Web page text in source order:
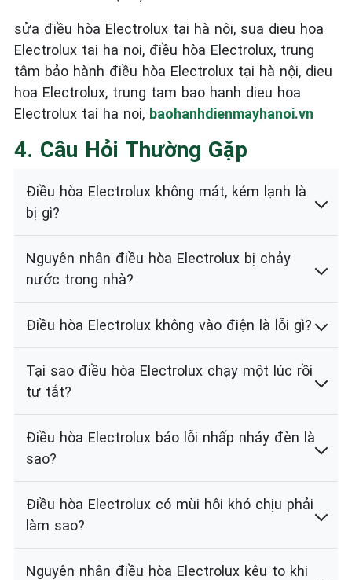
sửa điều hòa Electrolux tại hà nội, sua dieu hoa
Electrolux tai ha noi, điều hòa Electrolux, trung
tâm bảo hành điều hòa Electrolux tại hà nội, dieu
hoa Electrolux, trung tam bao hanh dieu hoa
Electrolux tai ha noi, baohanhdienmayhanoi.vn
4. Câu Hỏi Thường Gặp
Điều hòa Electrolux không mát, kém lạnh là
bị gì?
Nguyên nhân điều hòa Electrolux bị chảy
nước trong nhà?
Điều hòa Electrolux không vào điện là lỗi gì?
Tại sao điều hòa Electrolux chạy một lúc rồi
tự tắt?
Điều hòa Electrolux báo lỗi nhấp nháy đèn là
sao?
Điều hòa Electrolux có mùi hôi khó chịu phải
làm sao?
Nguyên nhân điều hòa Electrolux kêu to khi